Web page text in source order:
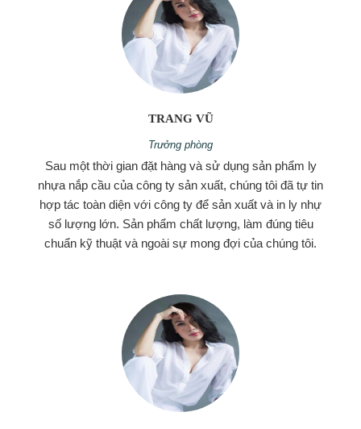
TRANG VŨ
Trưởng phòng
Sau một thời gian đặt hàng và sử dụng sản phẩm ly
nhựa nắp cầu của công ty sản xuất, chúng tôi đã tự tin
hợp tác toàn diện với công ty để sản xuất và in ly nhự
số lượng lớn. Sản phẩm chất lượng, làm đúng tiêu
chuẩn kỹ thuật và ngoài sự mong đợi của chúng tôi.